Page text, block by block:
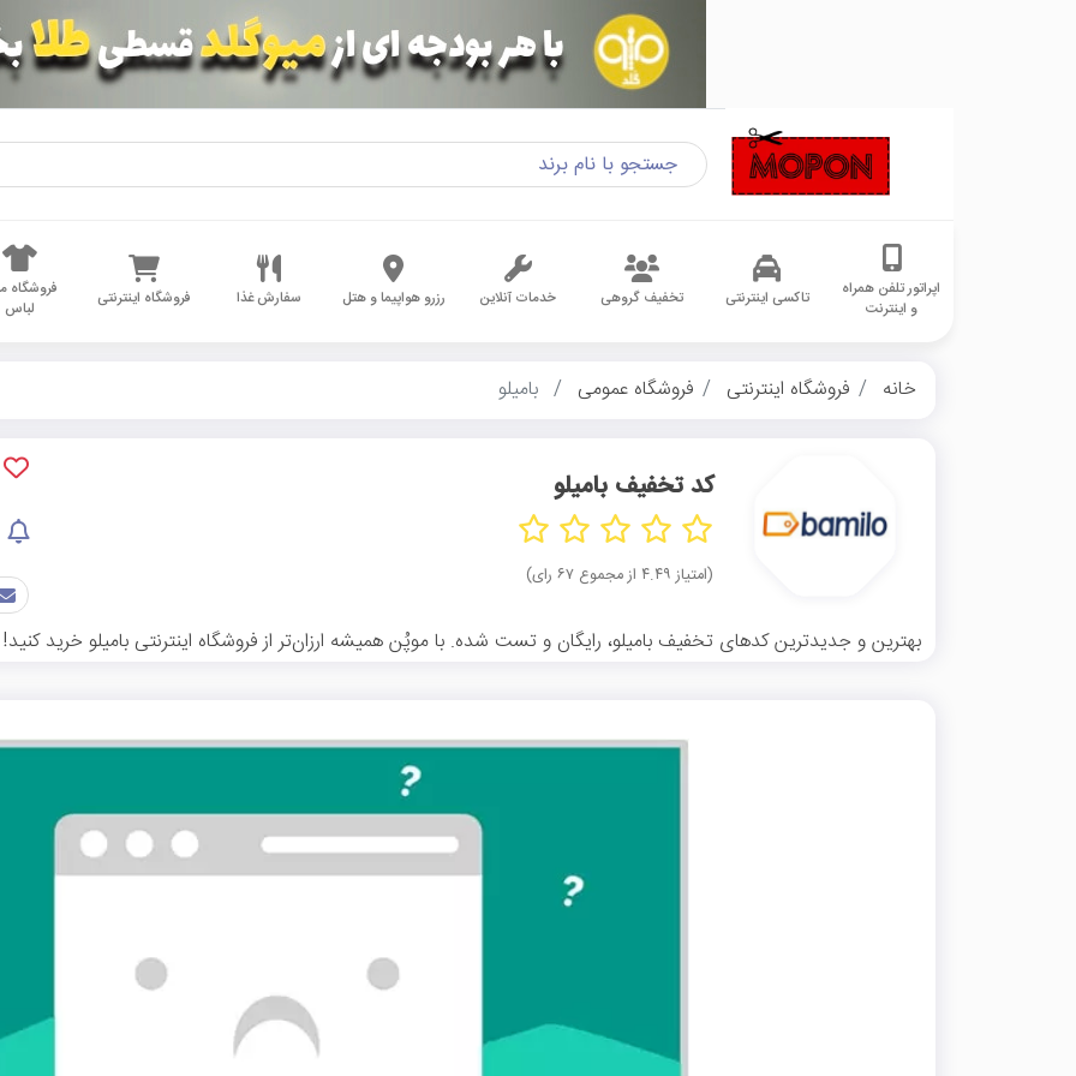
اپراتور تلفن همراه
و اینترنت
تاکسی اینترنتی تخفیف گروهی خدمات آنلاین رزرو هواپیما و هتل سفارش غذا فروشگاه اینترنتی
فروشگاه
لباس
خانه فروشگاه اینترنتی فروشگاه عمومی بامیلو
کد تخفیف بامیلو
(امتیاز ۴.۴۹ از مجموع ۶۷ رای)
بهترین و جدیدترین کدهای تخفیف بامیلو، رایگان و تست شده. با موپُن همیشه ارزان‌تر از فروشگاه اینترنتی بامیلو خرید کنید!